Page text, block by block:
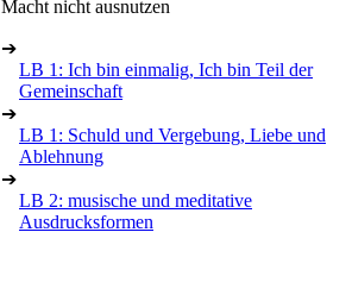
Macht nicht ausnutzen
➔
LB 1: Ich bin einmalig, Ich bin Teil der
Gemeinschaft
➔
LB 1: Schuld und Vergebung, Liebe und
Ablehnung
➔
LB 2: musische und meditative
Ausdrucksformen